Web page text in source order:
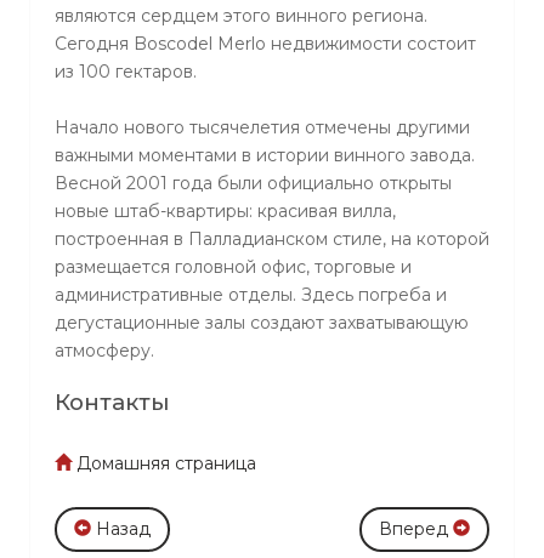
являются сердцем этого винного региона.
Сегодня Boscodel Merlo недвижимости состоит
из 100 гектаров.
Начало нового тысячелетия отмечены другими
важными моментами в истории винного завода.
Весной 2001 года были официально открыты
новые штаб-квартиры: красивая вилла,
построенная в Палладианском стиле, на которой
размещается головной офис, торговые и
административные отделы. Здесь погреба и
дегустационные залы создают захватывающую
атмосферу.
Контакты
Домашняя страница
Назад Вперед